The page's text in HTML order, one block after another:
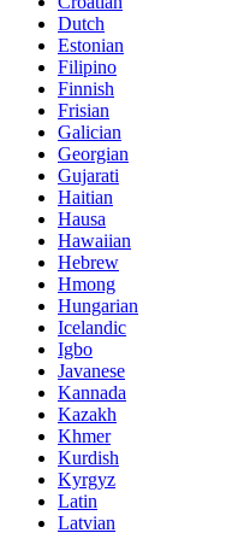
Dutch
Estonian
Filipino
Finnish
Frisian
Galician
Georgian
Gujarati
Haitian
Hausa
Hawaiian
Hebrew
Hmong
Hungarian
Icelandic
Igbo
Javanese
Kannada
Kazakh
Khmer
Kurdish
Kyrgyz
Latin
Latvian